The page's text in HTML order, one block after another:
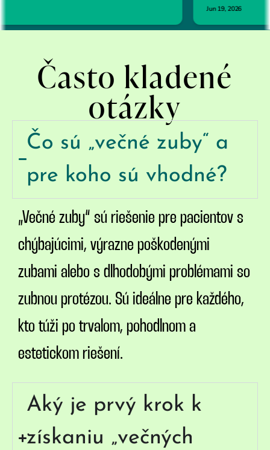
Často kladené
otázky
Čo sú „večné zuby“ a
pre koho sú vhodné?
„Večné zuby“ sú riešenie pre pacientov s
chýbajúcimi, výrazne poškodenými
zubami alebo s dlhodobými problémami so
zubnou protézou. Sú ideálne pre každého,
kto túži po trvalom, pohodlnom a
estetickom riešení.
Aký je prvý krok k
získaniu „večných